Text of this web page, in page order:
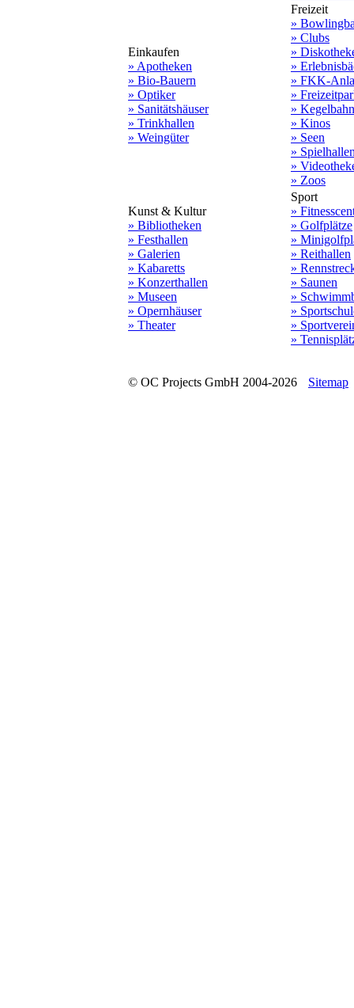
Einkaufen
» Apotheken
» Bio-Bauern
» Optiker
» Sanitätshäuser
» Trinkhallen
» Weingüter
Freizeit
»
» Clubs
»
»
» FKK-
»
»
» Kinos
» Seen
»
»
» Zoos
Kunst & Kultur
» Bibliotheken
» Festhallen
» Galerien
» Kabaretts
» Konzerthallen
» Museen
» Opernhäuser
» Theater
Sport
»
» Golfplätze
»
» Reithallen
»
» Saunen
»
»
»
»
© OC Projects GmbH 2004-2026 Sitemap